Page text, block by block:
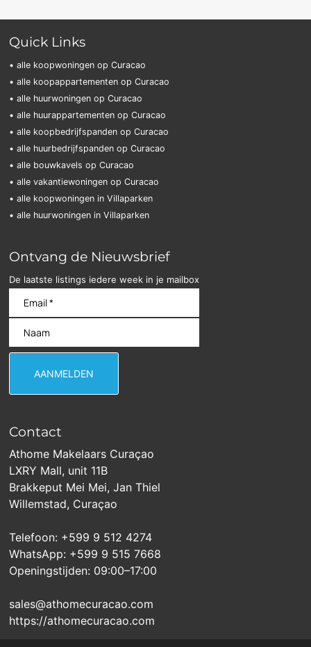
Quick Links
• alle koopwoningen op Curacao
• alle koopappartementen op Curacao
• alle huurwoningen op Curacao
• alle huurappartementen op Curacao
• alle koopbedrijfspanden op Curacao
• alle huurbedrijfspanden op Curacao
• alle bouwkavels op Curacao
• alle vakantiewoningen op Curacao
• alle koopwoningen in Villaparken
• alle huurwoningen in Villaparken
Ontvang de Nieuwsbrief
De laatste listings iedere week in je mailbox
Contact
Athome Makelaars Curaçao
LXRY Mall, unit 11B
Brakkeput Mei Mei, Jan Thiel
Willemstad, Curaçao
Telefoon: +599 9 512 4274
WhatsApp: +599 9 515 7668
Openingstijden: 09:00–17:00
sales@athomecuracao.com
https://athomecuracao.com